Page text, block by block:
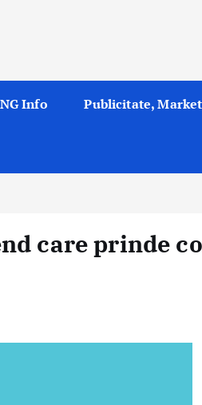
Info Publicitate,
care prinde